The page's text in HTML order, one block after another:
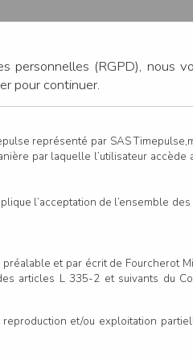
personnelles (RGPD), nous
pour continuer.
représenté par SAS
par laquelle l’utilisateur accède
l’acceptation de l’ensemble
et par écrit de Fourcherot
articles L 335-2 et suivants du
et/ou exploitation